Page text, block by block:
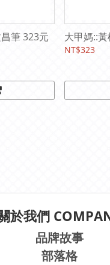
筆 323元 大甲媽::
NT$323
於我們
品牌故事
部落格